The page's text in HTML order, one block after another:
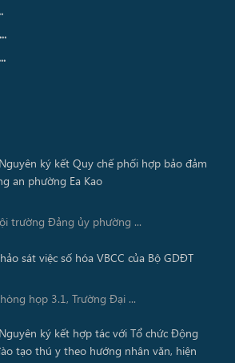
trường Đảng ủy phường ...
họp 3.1, Trường Đại ...